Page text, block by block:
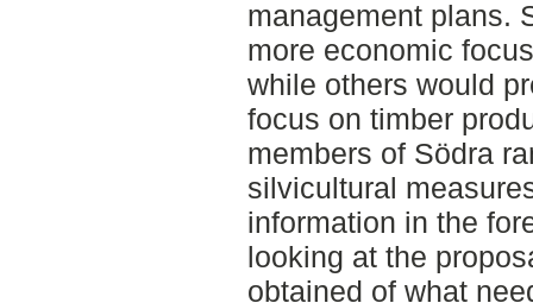
management plans.
more economic
while others would
focus on timber
members of Södra
silvicultural
information in the
looking at the
obtained of what